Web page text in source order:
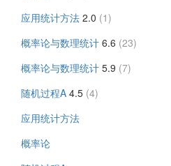
应用统计方法 2.0 (1)
概率论与数理统计 6.6 (23)
概率论与数理统计 5.9 (7)
随机过程A 4.5 (4)
应用统计方法
概率论